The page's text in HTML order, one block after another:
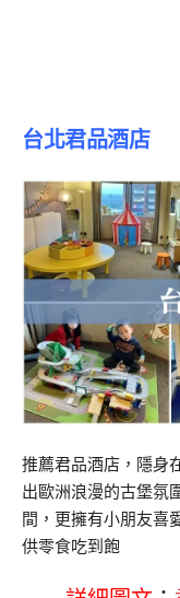
台北君品酒店
推薦君品酒店，隱身
出歐洲浪漫的古堡氛
間，更擁有小朋友喜
供零食吃到飽